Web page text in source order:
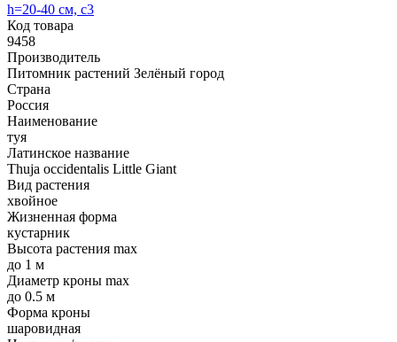
h=20-40 см, с3
Код товара
9458
Производитель
Питомник растений Зелёный город
Страна
Россия
Наименование
туя
Латинское название
Thuja occidentalis Little Giant
Вид растения
хвойное
Жизненная форма
кустарник
Высота растения max
до 1 м
Диаметр кроны max
до 0.5 м
Форма кроны
шаровидная